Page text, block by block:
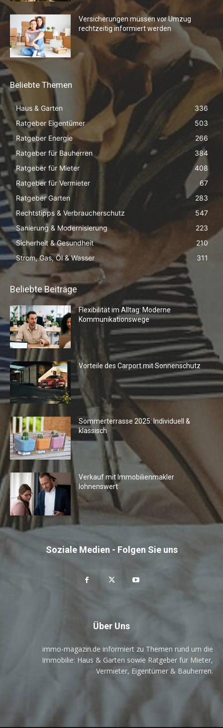
Versicherungen müssen vor Umzug
rechtzeitig informiert werden
Beliebte Themen
Haus & Garten
336
Ratgeber Eigentümer
503
Ratgeber Energie
266
Ratgeber für Bauherren
384
Ratgeber für Mieter
408
Ratgeber für Vermieter
67
Ratgeber Garten
283
Rechtstipps & Verbraucherschutz
547
Sanierung & Modernisierung
223
Sicherheit & Gesundheit
210
Strom, Gas, Öl & Wasser
311
Beliebte Beiträge
Flexibilität im Alltag: Moderne
Kommunikationswege
Vorteile des Carport mit Sonnenschutz
Sommerterrasse 2025: Individuell &
klassisch
Verkauf mit Immobilienmakler
lohnenswert
Soziale Medien - Folgen Sie uns
Über Uns
immo-magazin.de informiert zu Themen rund um die
Immobilie: Haus & Garten sowie Ratgeber für Mieter,
Vermieter, Eigentümer & Bauherren.